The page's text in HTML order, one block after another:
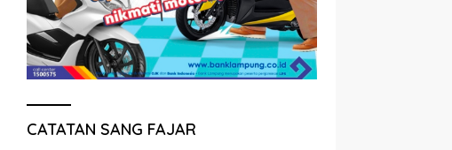
CATATAN SANG FAJAR